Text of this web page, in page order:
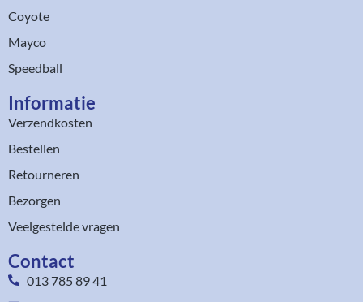
Coyote
Mayco
Speedball
Informatie
Verzendkosten
Bestellen
Retourneren
Bezorgen
Veelgestelde vragen
Contact
013 785 89 41